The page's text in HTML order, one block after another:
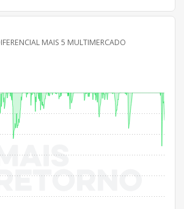
MAIS 5 MULTIMERCADO